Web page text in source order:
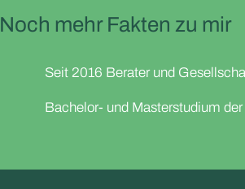
Noch mehr Fakten zu mir
Seit 2016 Berater und
Bachelor- und Masterstudium